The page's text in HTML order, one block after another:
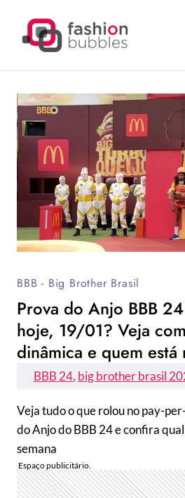
BBB - Big Brother Brasil
Prova do Anjo BBB
hoje, 19/01? Veja
dinâmica e quem
BBB 24, big brother brasil
Veja tudo o que rolou no pay-
do Anjo do BBB 24 e confira
semana